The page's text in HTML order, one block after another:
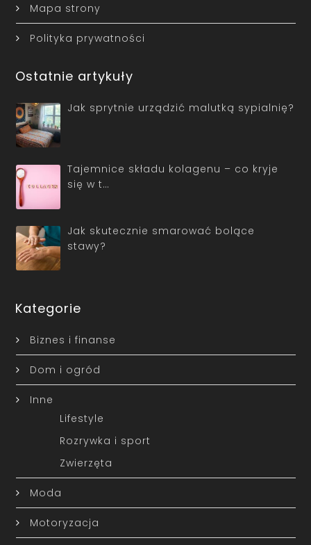
Mapa strony
Polityka prywatności
Ostatnie artykuły
Jak sprytnie urządzić malutką sypialnię?
Tajemnice składu kolagenu – co kryje
się w t…
Jak skutecznie smarować bolące
stawy?
Kategorie
Biznes i finanse
Dom i ogród
Inne
Lifestyle
Rozrywka i sport
Zwierzęta
Moda
Motoryzacja